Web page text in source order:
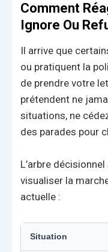
Comment
Ignore Ou
Il arrive que
ou pratiquent la
de prendre votre
prétendent ne
situations, ne
des parades pour
L’arbre
visualiser la
actuelle :
Situation